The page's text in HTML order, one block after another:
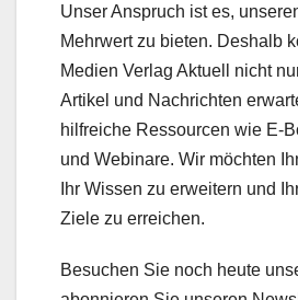
Unser Anspruch ist es,
Mehrwert zu bieten. Deshalb
Medien Verlag Aktuell nicht
Artikel und Nachrichten
hilfreiche Ressourcen wie E-
und Webinare. Wir möchten
Ihr Wissen zu erweitern und
Ziele zu erreichen.
Besuchen Sie noch heute